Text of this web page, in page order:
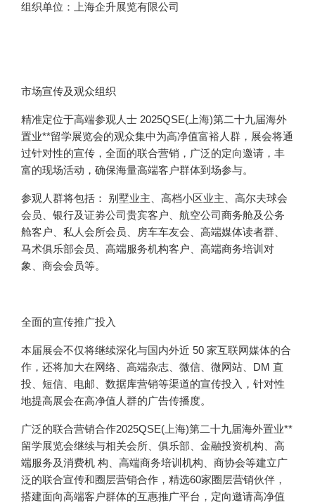
组织单位：上海企升展览有限公司
市场宣传及观众组织
精准定位于高端参观人士 2025QSE(上海)第二十九届海外
置业**留学展览会的观众集中为高净值富裕人群，展会将通
过针对性的宣传，全面的联合营销，广泛的定向邀请，丰
富的现场活动，确保海量高端客户群体到场参与。
参观人群将包括： 别墅业主、高档小区业主、高尔夫球会
会员、银行及证劵公司贵宾客户、航空公司商务舱及公务
舱客户、私人会所会员、房车车友会、高端媒体读者群、
马术俱乐部会员、高端服务机构客户、高端商务培训对
象、商会会员等。
全面的宣传推广投入
本届展会不仅将继续深化与国内外近 50 家互联网媒体的合
作，还将加大在网络、高端杂志、微信、微网站、DM 直
投、短信、电邮、数据库营销等渠道的宣传投入，针对性
地提高展会在高净值人群的广告传播度。
广泛的联合营销合作2025QSE(上海)第二十九届海外置业**
留学展览会继续与相关会所、俱乐部、金融投资机构、高
端服务及消费机 构、高端商务培训机构、商协会等建立广
泛的联合宣传和圈层营销合作，精选60家圈层营销伙伴，
搭建面向高端客户群体的互惠推广平台，定向邀请高净值